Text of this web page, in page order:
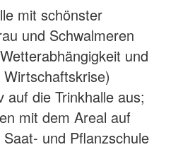
mit schönster
und Schwalmeren
und
auf die Trinkhalle aus;
mit dem Areal auf
und Pflanzschule